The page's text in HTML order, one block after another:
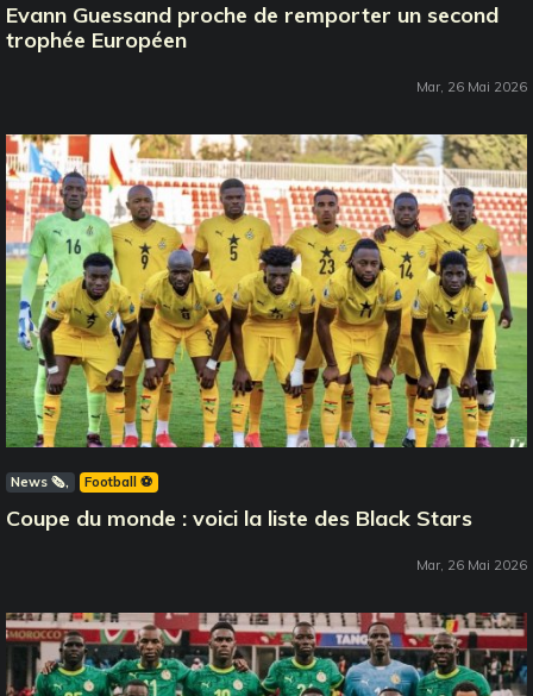
Evann Guessand proche de remporter un second
trophée Européen
Mar, 26 Mai 2026
News 🗞️ Football ⚽️
Coupe du monde : voici la liste des Black Stars
Mar, 26 Mai 2026